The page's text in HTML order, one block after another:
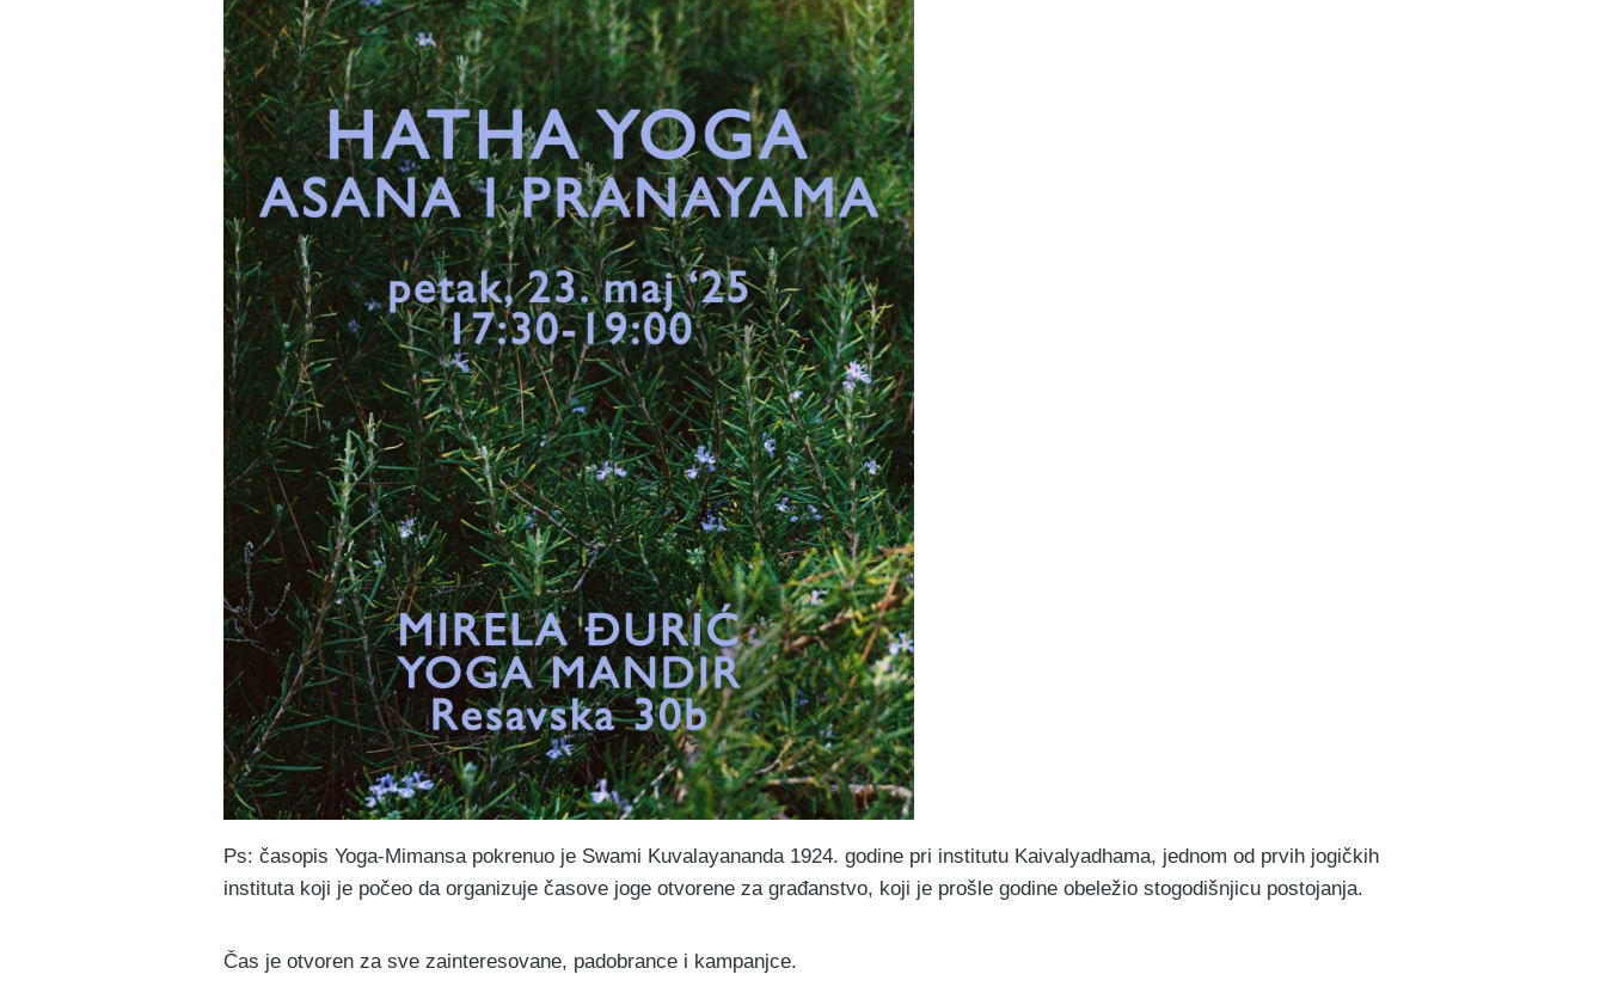
Ps: časopis Yoga-Mimansa pokrenuo je Swami Kuvalayananda 1924. godine pri institutu Kaivalyadhama, jednom od prvih jogičkih
instituta koji je počeo da organizuje časove joge otvorene za građanstvo, koji je prošle godine obeležio stogodišnjicu postojanja.
Čas je otvoren za sve zainteresovane, padobrance i kampanjce.